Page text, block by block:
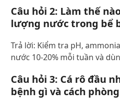
Câu hỏi 2: Làm thế
lượng nước trong bể
Trả lời: Kiểm tra pH,
nước 10-20% mỗi tuần và
Câu hỏi 3: Cá rô đầu
bệnh gì và cách